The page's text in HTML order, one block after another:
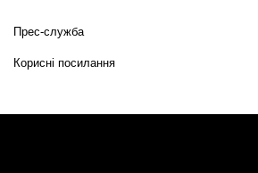
Прес-служба
Корисні посилання